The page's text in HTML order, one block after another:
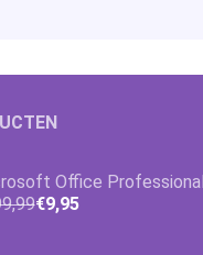
Office
€9,95